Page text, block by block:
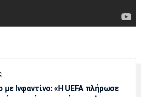
με Ινφαντίνο: «Η UEFA πλήρωσε